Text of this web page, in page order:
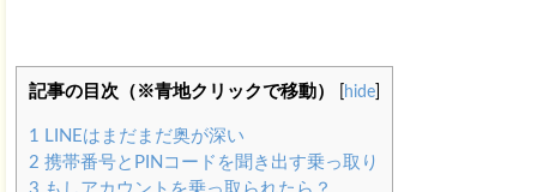
記事の目次（※青地クリックで移動） hide]
1 LINEはまだまだ奥が深い
2 携帯番号とPINコードを聞き出す乗っ取り